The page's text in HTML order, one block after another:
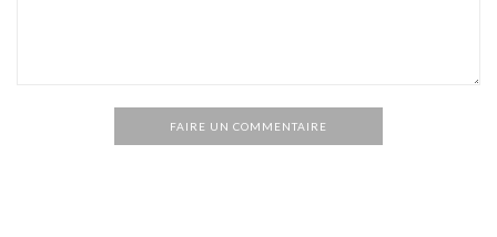
FAIRE UN COMMENTAIRE